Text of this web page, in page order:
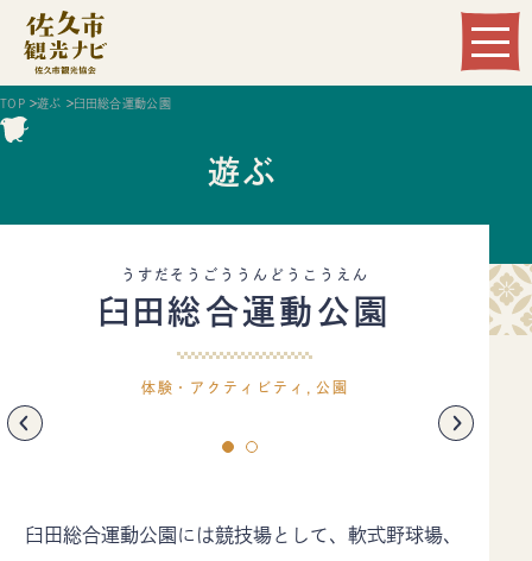
Language
佐久市について イベント
TOP 遊ぶ 臼田総合運動公園
遊ぶ
うすだそうごううんどうこうえん
臼田総合運動公園
体験・アクティビティ 公園
臼田総合運動公園には競技場として、軟式野球場、